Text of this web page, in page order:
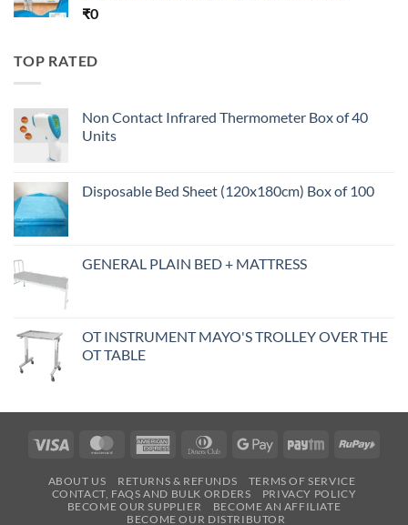
₹0
TOP RATED
Non Contact Infrared Thermometer Box of 40
Units
Disposable Bed Sheet (120x180cm) Box of 100
GENERAL PLAIN BED + MATTRESS
OT INSTRUMENT MAYO'S TROLLEY OVER THE
OT TABLE
Visa MasterCardAmerican
Dinners Google
Paytm
ABOUT US RETURNS & REFUNDS
TERMS OF SERVICE
CONTACT, FAQS AND BULK ORDERS
PRIVACY POLICY
BECOME OUR SUPPLIER
BECOME AN AFFILIATE
BECOME OUR DISTRIBUTOR